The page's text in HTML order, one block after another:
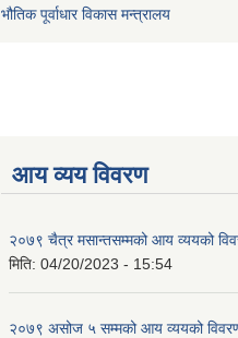
भौतिक पूर्वाधार विकास मन्त्रालय
आय व्यय विवरण
२०७९ चैत्र मसान्तसम्मको आय व्ययको
मिति: 04/20/2023 - 15:54
२०७९ असोज ५ सम्मको आय व्ययको